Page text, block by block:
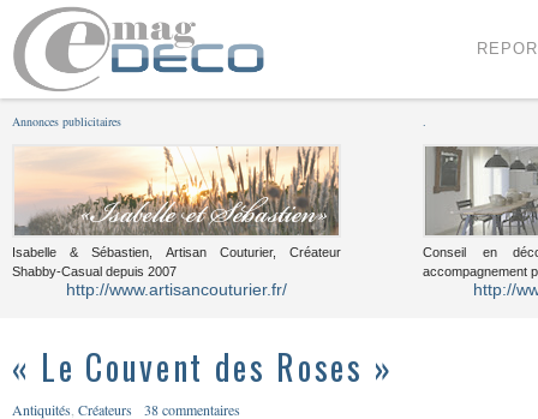
Annonces publicitaires
Isabelle & Sébastien, Artisan Couturier, Créateur
Shabby-Casual depuis 2007
http://www.artisancouturier.fr/
Conseil en
accompagnement
http://
« Le Couvent des Roses »
Antiquités Créateurs 38 commentaires